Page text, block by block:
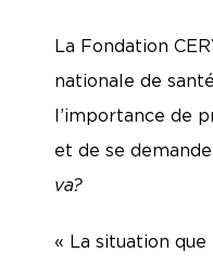
La Fondation
nationale de
l’importance de
et de se
va?
« La situation que